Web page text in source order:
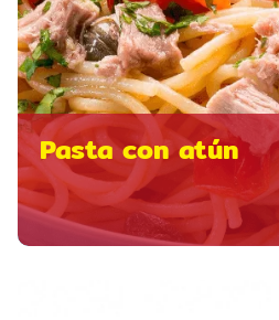
Pasta con atún